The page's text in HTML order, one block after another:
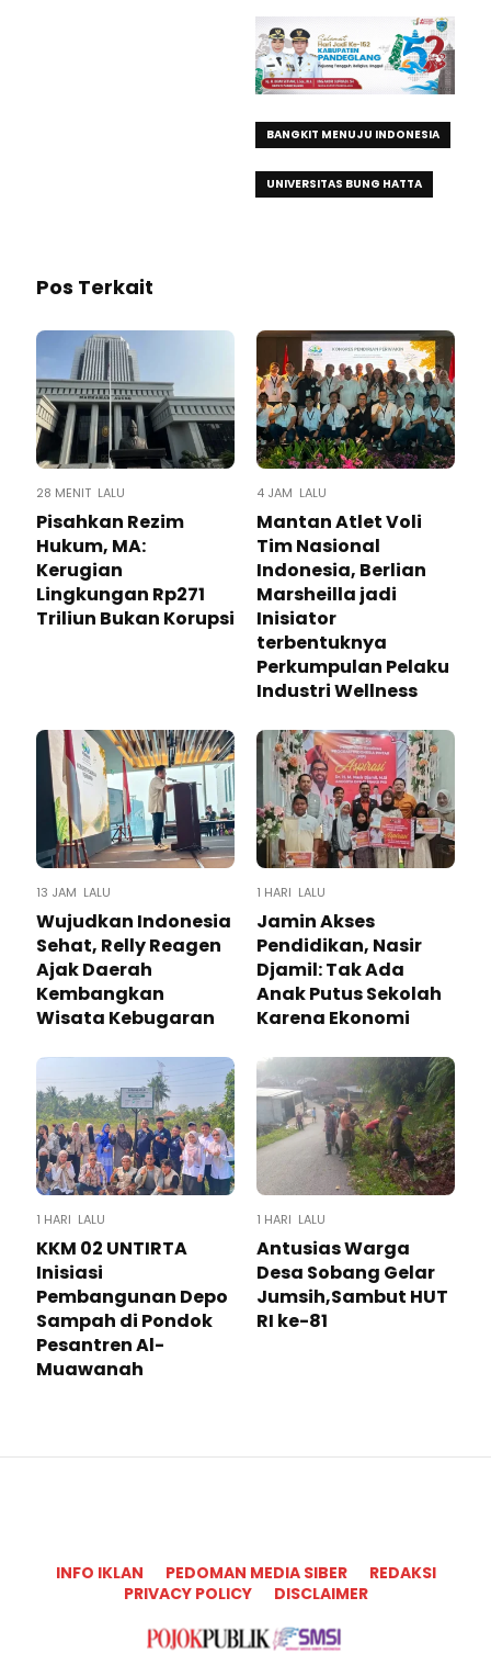
BANGKIT MENUJU INDONESIA
UNIVERSITAS BUNG HATTA
Pos Terkait
28 MENIT LALU
Pisahkan Rezim
Hukum, MA:
Kerugian
Lingkungan Rp271
Triliun Bukan Korupsi
4 JAM LALU
Mantan Atlet Voli
Tim Nasional
Indonesia, Berlian
Marsheilla jadi
Inisiator
terbentuknya
Perkumpulan Pelaku
Industri Wellness
13 JAM LALU
Wujudkan Indonesia
Sehat, Relly Reagen
Ajak Daerah
Kembangkan
Wisata Kebugaran
1 HARI LALU
Jamin Akses
Pendidikan, Nasir
Djamil: Tak Ada
Anak Putus Sekolah
Karena Ekonomi
1 HARI LALU
KKM 02 UNTIRTA
Inisiasi
Pembangunan Depo
Sampah di Pondok
Pesantren Al-
Muawanah
1 HARI LALU
Antusias Warga
Desa Sobang Gelar
Jumsih,Sambut HUT
RI ke-81
INFO IKLAN PEDOMAN MEDIA SIBER
REDAKSI
PRIVACY POLICY
DISCLAIMER